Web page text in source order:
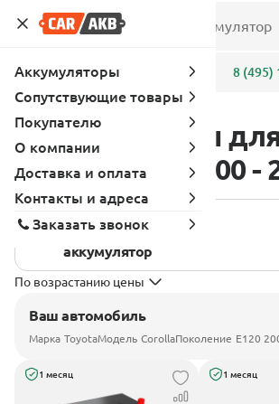
Адреса 8 (495)
Аккумуляторы
Corolla E120 2000 -
Хочу сдать
свой
аккумулятор
По возрастанию цены
Ваш автомобиль
Марка ToyotaМодель CorollaПоколение E120
1 месяц 1 месяц
Аккумуляторы
Сопутствующие товары
Покупателю
О компании
Доставка и оплата
Контакты и адреса
Заказать звонок